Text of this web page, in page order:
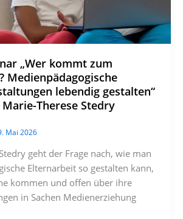
„Wer kommt zum
Medienpädagogische
lebendig gestalten“
Therese Stedry
Mai 2026
geht der Frage nach, wie man
Elternarbeit so gestalten kann,
kommen und offen über ihre
in Sachen Medienerziehung